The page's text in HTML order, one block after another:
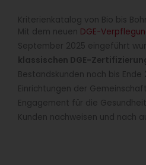
Kriterienkatalog von Bio bis
Mit dem neuen DGE-
September 2025 eingeführt
klassischen DGE-
Bestandskunden noch bis
Einrichtungen der
Engagement für die
Kunden nachweisen und nach